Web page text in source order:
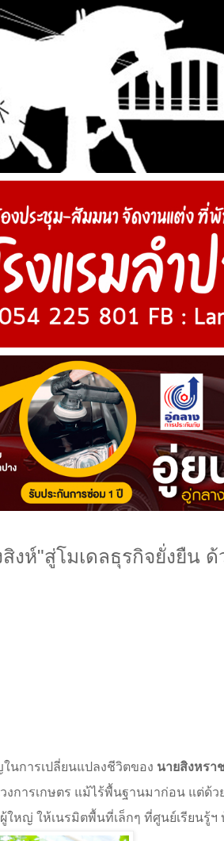
งห์"สู่โมเดลธุรกิจยั่งยืน
นการเปลี่ยนแปลงชีวิตของ นายสิงหรา
งการเกษตร แม้ไร้พื้นฐานมาก่อน แต่
ใหญ่ ให้เนรมิตพื้นที่เล็กๆ ที่ศูนย์เรียน